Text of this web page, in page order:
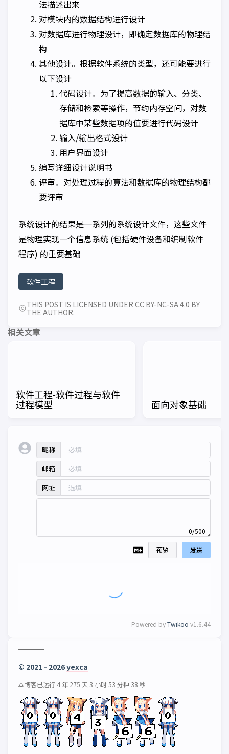
法描述出来
对模块内的数据结构进行设计
对数据库进行物理设计，即确定数据库的物理结
构
其他设计。根据软件系统的类型，还可能要进行
以下设计
代码设计。为了提高数据的输入、分类、
存储和检索等操作，节约内存空间，对数
据库中某些数据项的值要进行代码设计
输入/输出格式设计
用户界面设计
编写详细设计说明书
评审。对处理过程的算法和数据库的物理结构都
要评审
系统设计的结果是一系列的系统设计文件，这些文件
是物理实现一个信息系统 (包括硬件设备和编制软件
程序) 的重要基础
软件工程
THIS POST IS LICENSED UNDER CC BY-NC-SA 4.0 BY
THE AUTHOR.
相关文章
软件工程-软件过程与软件
过程模型
面向对象基础
昵称
邮箱
网址
0/500
预览 发送
Powered byTwikoo v1.6.44
© 2021 - 2026yexca
本博客已运行 4 年 275 天 3 小时 53 分钟 39 秒